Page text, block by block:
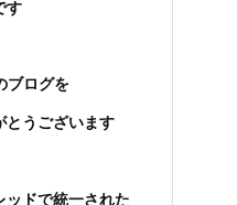
す
ブログを
とうございます
ッドで統一された